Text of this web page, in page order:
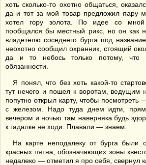
хоть сколько-то охотно общаться,
да и тот за мой товар предложил пару
хотел гору золота. По идее со
пообщался бы местный рикс, но он как
владетелю соседнего бурга под
неохотно сообщил охранник, стоящий
да и то небось только потому, что
обязанности.
Я понял, что без хоть какой-то
тут нечего и пошел к воротам, ведущим
попутно открыл карту, чтобы посмотреть
с железом. Надо туда днем идти,
вечером и ночью там наверняка будь
к гадалке не ходи. Плавали — знаем.
На карте неподалеку от бурга были
красных пятна, обозначающих зоны
недалеко — отметил я про себя, свернул